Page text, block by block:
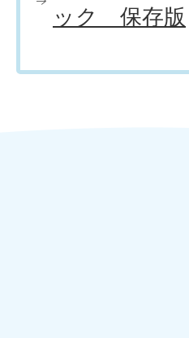
ック 保存版